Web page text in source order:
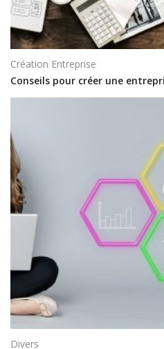
Création Entreprise
Conseils pour créer une
Divers